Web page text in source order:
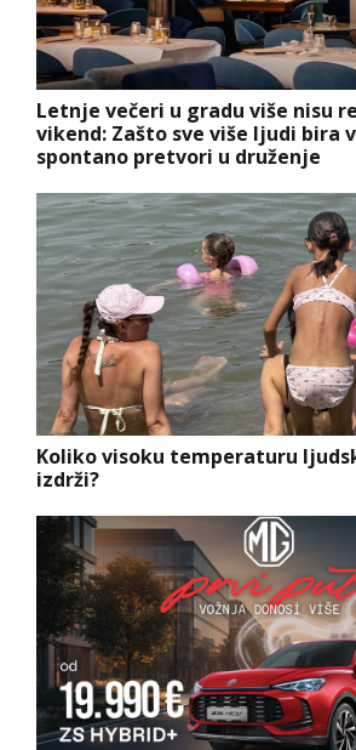
Letnje večeri u gradu više nisu
vikend: Zašto sve više ljudi bira
spontano pretvori u druženje
Koliko visoku temperaturu
izdrži?